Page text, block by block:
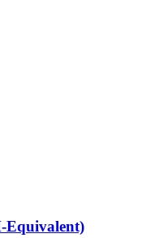
Equivalent)